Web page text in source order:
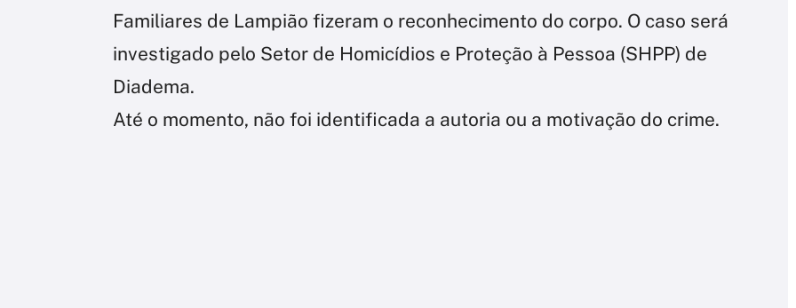
Familiares de Lampião fizeram o reconhecimento do corpo. O caso será
investigado pelo Setor de Homicídios e Proteção à Pessoa (SHPP) de
Diadema.
Até o momento, não foi identificada a autoria ou a motivação do crime.